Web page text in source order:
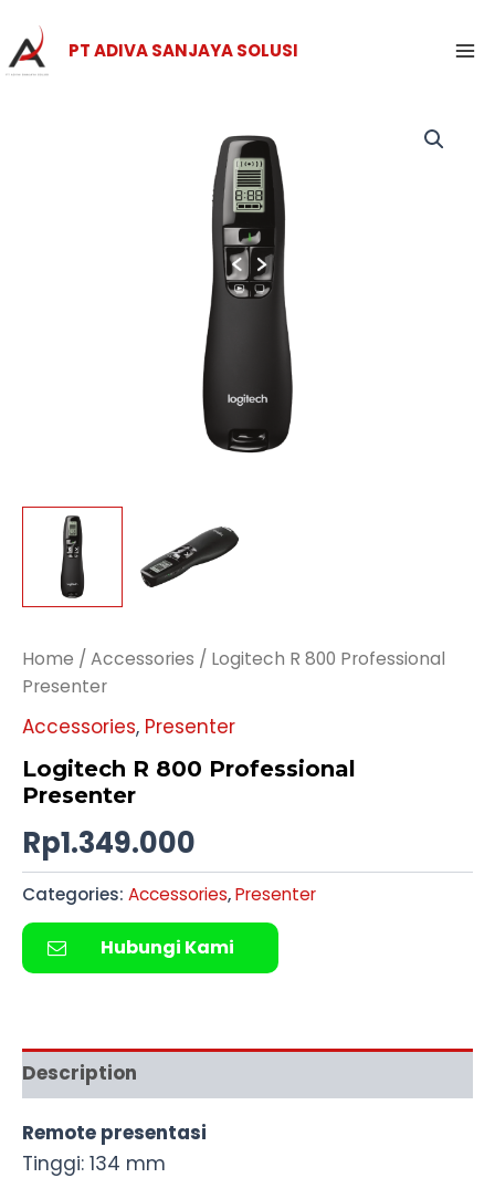
to
content
PT ADIVA SANJAYA SOLUSI
Home / Accessories / Logitech R 800 Professional
Presenter
Accessories, Presenter
Logitech R 800 Professional
Presenter
Rp1.349.000
Categories: Accessories,Presenter
Hubungi Kami
Description
Remote presentasi
Tinggi: 134 mm